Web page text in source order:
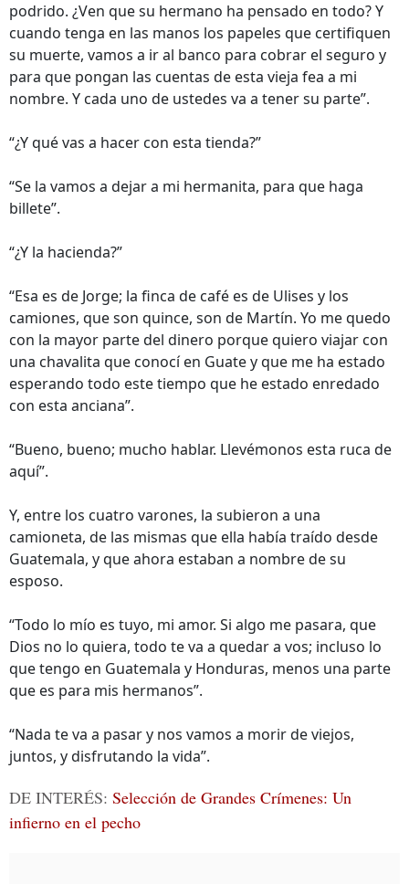
podrido. ¿Ven que su hermano ha pensado en todo? Y
cuando tenga en las manos los papeles que certifiquen
su muerte, vamos a ir al banco para cobrar el seguro y
para que pongan las cuentas de esta vieja fea a mi
nombre. Y cada uno de ustedes va a tener su parte”.
“¿Y qué vas a hacer con esta tienda?”
“Se la vamos a dejar a mi hermanita, para que haga
billete”.
“¿Y la hacienda?”
“Esa es de Jorge; la finca de café es de Ulises y los
camiones, que son quince, son de Martín. Yo me quedo
con la mayor parte del dinero porque quiero viajar con
una chavalita que conocí en Guate y que me ha estado
esperando todo este tiempo que he estado enredado
con esta anciana”.
“Bueno, bueno; mucho hablar. Llevémonos esta ruca de
aquí”.
Y, entre los cuatro varones, la subieron a una
camioneta, de las mismas que ella había traído desde
Guatemala, y que ahora estaban a nombre de su
esposo.
“Todo lo mío es tuyo, mi amor. Si algo me pasara, que
Dios no lo quiera, todo te va a quedar a vos; incluso lo
que tengo en Guatemala y Honduras, menos una parte
que es para mis hermanos”.
“Nada te va a pasar y nos vamos a morir de viejos,
juntos, y disfrutando la vida”.
DE INTERÉS: Selección de Grandes Crímenes: Un
infierno en el pecho